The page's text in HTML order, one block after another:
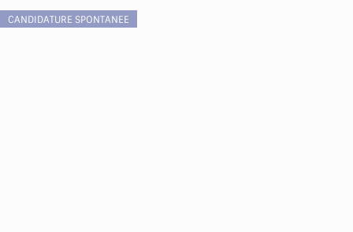
CANDIDATURE SPONTANEE